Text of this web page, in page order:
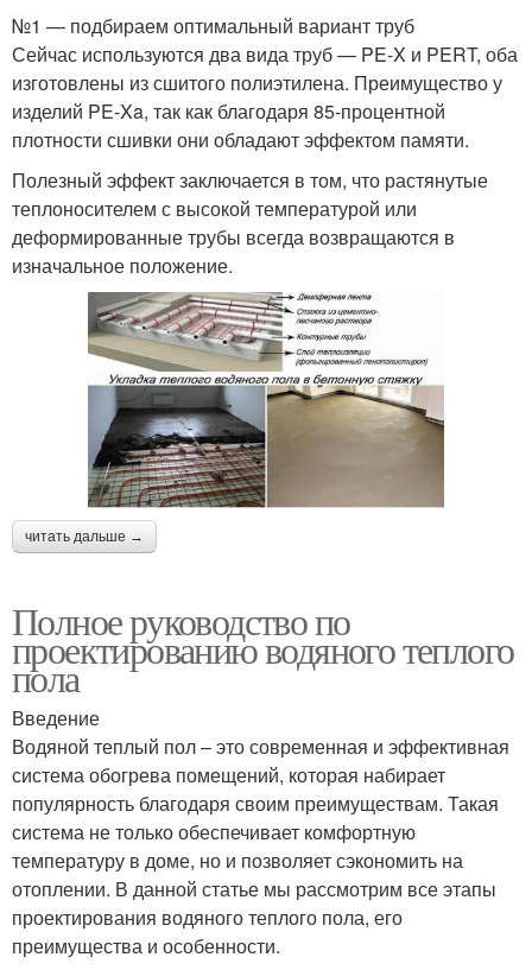
№1 — подбираем оптимальный вариант труб
Сейчас используются два вида труб — PE-X и PERT, оба
изготовлены из сшитого полиэтилена. Преимущество у
изделий PE-Xa, так как благодаря 85-процентной
плотности сшивки они обладают эффектом памяти.
Полезный эффект заключается в том, что растянутые
теплоносителем с высокой температурой или
деформированные трубы всегда возвращаются в
изначальное положение.
читать дальше →
Полное руководство по
проектированию водяного теплого
пола
Введение
Водяной теплый пол – это современная и эффективная
система обогрева помещений, которая набирает
популярность благодаря своим преимуществам. Такая
система не только обеспечивает комфортную
температуру в доме, но и позволяет сэкономить на
отоплении. В данной статье мы рассмотрим все этапы
проектирования водяного теплого пола, его
преимущества и особенности.